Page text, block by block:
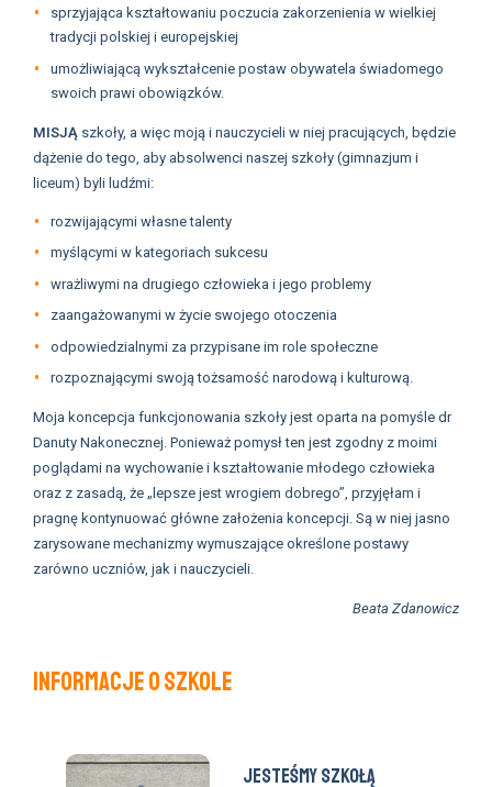
sprzyjająca kształtowaniu poczucia zakorzenienia w wielkiej
tradycji polskiej i europejskiej
umożliwiającą wykształcenie postaw obywatela świadomego
swoich prawi obowiązków.
MISJĄ szkoły, a więc moją i nauczycieli w niej pracujących, będzie
dążenie do tego, aby absolwenci naszej szkoły (gimnazjum i
liceum) byli ludźmi:
rozwijającymi własne talenty
myślącymi w kategoriach sukcesu
wrażliwymi na drugiego człowieka i jego problemy
zaangażowanymi w życie swojego otoczenia
odpowiedzialnymi za przypisane im role społeczne
rozpoznającymi swoją tożsamość narodową i kulturową.
Moja koncepcja funkcjonowania szkoły jest oparta na pomyśle dr
Danuty Nakonecznej. Ponieważ pomysł ten jest zgodny z moimi
poglądami na wychowanie i kształtowanie młodego człowieka
oraz z zasadą, że „lepsze jest wrogiem dobrego”, przyjęłam i
pragnę kontynuować główne założenia koncepcji. Są w niej jasno
zarysowane mechanizmy wymuszające określone postawy
zarówno uczniów, jak i nauczycieli.
Beata Zdanowicz
Informacje o szkole
Jesteśmy Szkołą